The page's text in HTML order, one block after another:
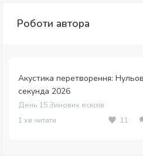
Роботи автора
Акустика перетворення:
секунда 2026
День 15 Зимових ескізів
1 хв читати
11